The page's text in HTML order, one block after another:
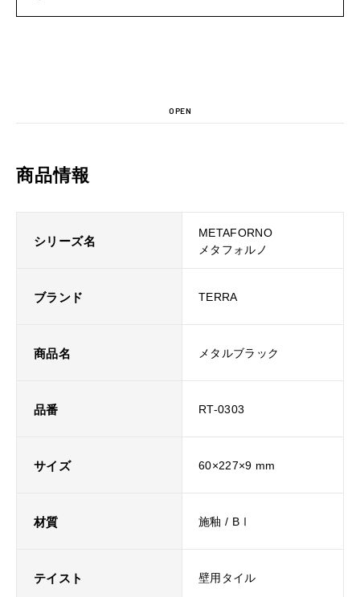
OPEN
商品情報
シリーズ名
METAFORNO
メタフォルノ
ブランド TERRA
商品名 メタルブラック
品番 RT-0303
サイズ 60×227×9 mm
材質 施釉 / BⅠ
テイスト 壁用タイル